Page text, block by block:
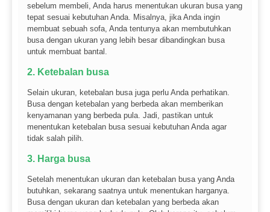
sebelum membeli, Anda harus menentukan ukuran busa yang
tepat sesuai kebutuhan Anda. Misalnya, jika Anda ingin
membuat sebuah sofa, Anda tentunya akan membutuhkan
busa dengan ukuran yang lebih besar dibandingkan busa
untuk membuat bantal.
2. Ketebalan busa
Selain ukuran, ketebalan busa juga perlu Anda perhatikan.
Busa dengan ketebalan yang berbeda akan memberikan
kenyamanan yang berbeda pula. Jadi, pastikan untuk
menentukan ketebalan busa sesuai kebutuhan Anda agar
tidak salah pilih.
3. Harga busa
Setelah menentukan ukuran dan ketebalan busa yang Anda
butuhkan, sekarang saatnya untuk menentukan harganya.
Busa dengan ukuran dan ketebalan yang berbeda akan